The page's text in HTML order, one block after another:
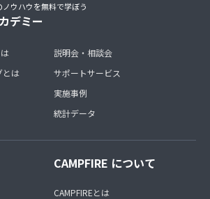
ウハウを無料で学ぼう
デミー
とは
説明会・相談会
サポートサービス
実施事例
統計データ
CAMPFIRE について
CAMPFIREとは